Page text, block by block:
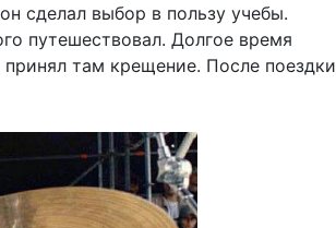
сделал выбор в пользу учебы.
путешествовал. Долгое время
там крещение. После поездки